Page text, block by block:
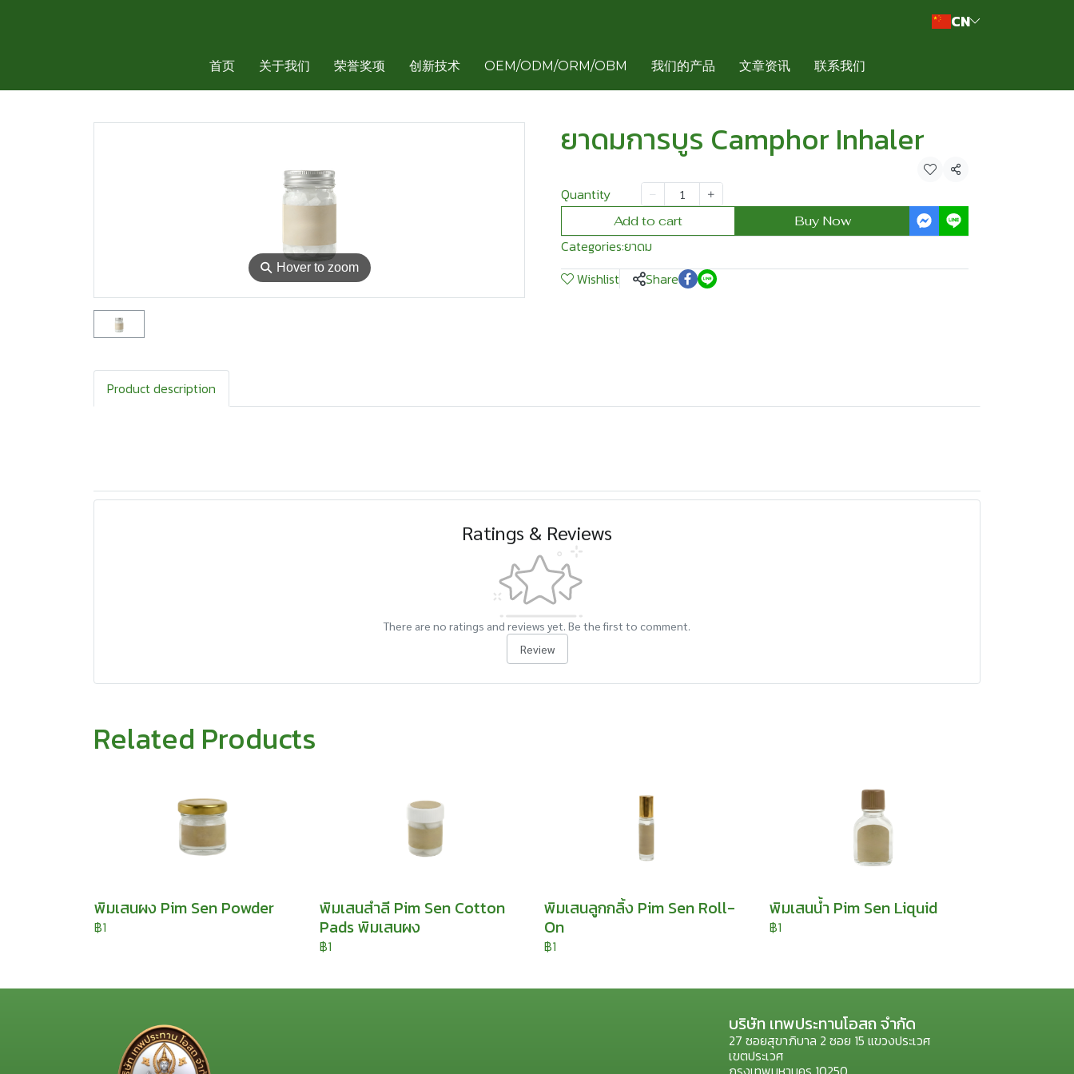
CN
首页 关于我们 荣誉奖项 创新技术 OEM/ODM/ORM/OBM 我们的产品 文章资讯 联系我们
⚲ Hover to zoom
ยาดมการบูร Camphor Inhaler
Share
Quantity
Add to cart Buy Now
Categories:ยาดม
Wishlist
Share
Product description
Ratings & Reviews
There are no ratings and reviews yet. Be the first to comment.
Review
Related Products
พิมเสนผง Pim Sen Powder
฿1
พิมเสนสำลี Pim Sen Cotton
Pads พิมเสนผง
฿1
พิมเสนลูกกลิ้ง Pim Sen Roll-
On
฿1
พิมเสนน้ำ Pim Sen Liquid
฿1
บริษัท เทพประทานโอสถ จำกัด
27 ซอยสุขาภิบาล 2 ซอย 15 แขวงประเวศ
เขตประเวศ